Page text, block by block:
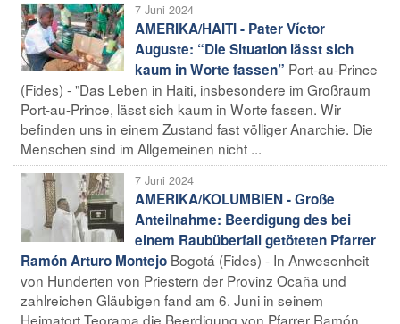
7 Juni 2024
AMERIKA/HAITI - Pater Víctor
Auguste: “Die Situation lässt sich
kaum in Worte fassen” Port-au-Prince
(Fides) - "Das Leben in Haiti, insbesondere im Großraum
Port-au-Prince, lässt sich kaum in Worte fassen. Wir
befinden uns in einem Zustand fast völliger Anarchie. Die
Menschen sind im Allgemeinen nicht ...
7 Juni 2024
AMERIKA/KOLUMBIEN - Große
Anteilnahme: Beerdigung des bei
einem Raubüberfall getöteten Pfarrer
Ramón Arturo Montejo Bogotá (Fides) - In Anwesenheit
von Hunderten von Priestern der Provinz Ocaña und
zahlreichen Gläubigen fand am 6. Juni in seinem
Heimatort Teorama die Beerdigung von Pfarrer Ramón